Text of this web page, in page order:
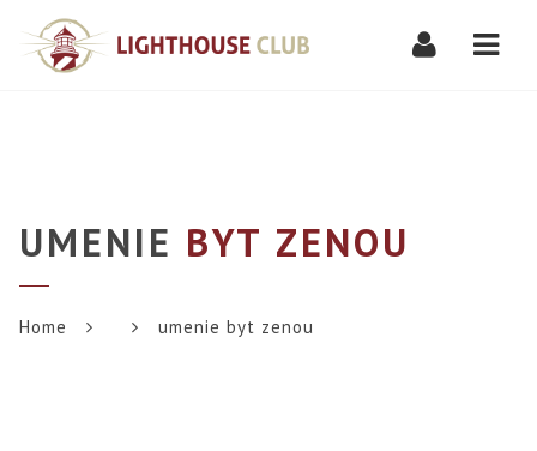
UMENIE BYT ZENOU
Home umenie byt zenou